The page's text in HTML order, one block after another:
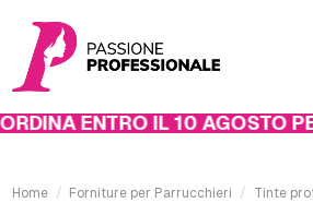
ENTRO IL 10 AGOSTO
Home Forniture per Parrucchieri
Tinte